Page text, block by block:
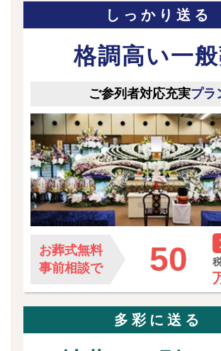
しっかり送る
格調高い一
ご参列者対応充実プラ
お葬式無料
事前相談で
50
多彩に送る